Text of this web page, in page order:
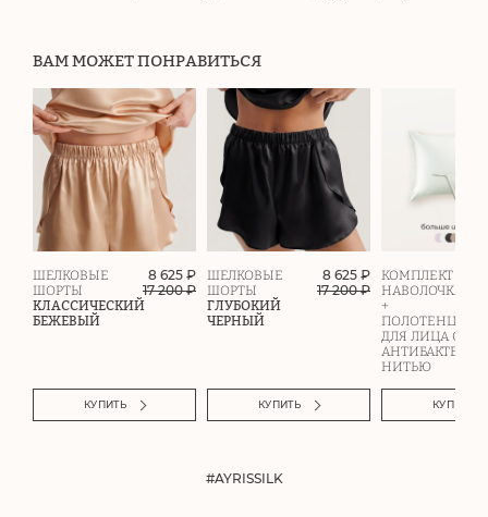
ВАМ МОЖЕТ ПОНРАВИТЬСЯ
ШЕЛКОВЫЕ
ШОРТЫ
КЛАССИЧЕСКИЙ
БЕЖЕВЫЙ
8 625 ₽
17 200₽
КУПИТЬ
ШЕЛКОВЫЕ
ШОРТЫ
ГЛУБОКИЙ
ЧЕРНЫЙ
8 625 ₽
17 200₽
КУПИТЬ
КОМПЛЕКТ
НАВОЛОЧКА
+
ПОЛОТЕНЦЕ
ДЛЯ ЛИЦА С
НИТЬЮ
КУПИТЬ
#AYRISSILK